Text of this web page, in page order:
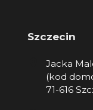
Szczecin
Jacka
(kod
71-616